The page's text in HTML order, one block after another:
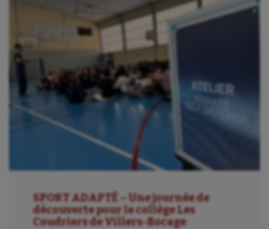
SPORT ADAPTÉ – Une journée de
découverte pour le collège Les
Coudriers de Villers-Bocage